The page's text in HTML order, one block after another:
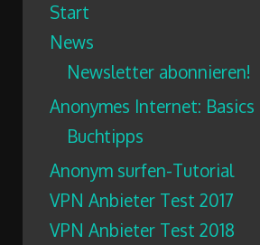
Start
News
Newsletter abonnieren!
Anonymes Internet: Basics
Buchtipps
Anonym surfen-Tutorial
VPN Anbieter Test 2017
VPN Anbieter Test 2018